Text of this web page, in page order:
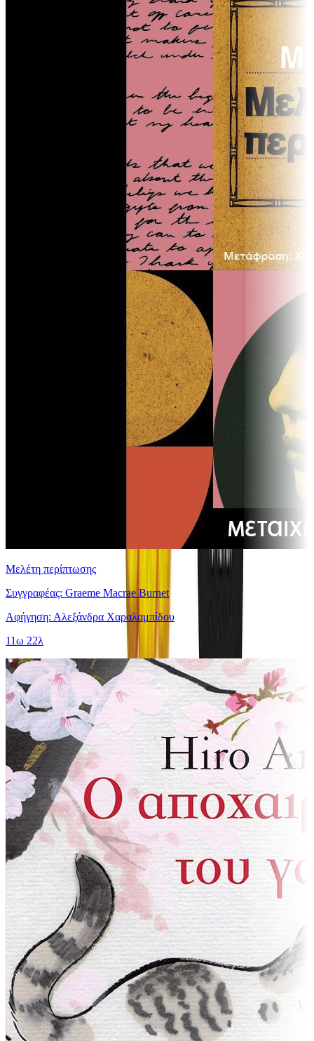
Μελέτη περίπτωσης
Συγγραφέας: Graeme Macrae Burnet
Αφήγηση: Αλεξάνδρα Χαραλαμπίδου
11ω 22λ